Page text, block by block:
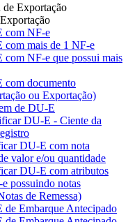
Exportação
com NF-e
com mais de 1 NF-e
com NF-e que possui mais
com documento
ou Exportação)
de DU-E
DU-E - Ciente da
DU-E com nota
valor e/ou quantidade
DU-E com atributos
possuindo notas
de Remessa)
de Embarque Antecipado